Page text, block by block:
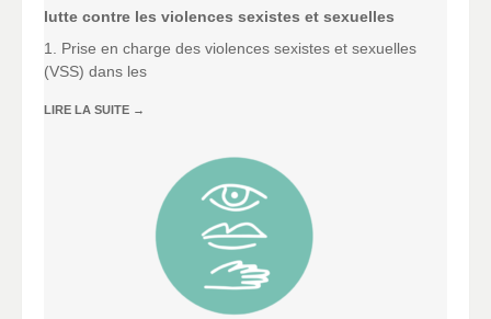
lutte contre les violences sexistes et sexuelles
1. Prise en charge des violences sexistes et sexuelles
(VSS) dans les
LIRE LA SUITE →